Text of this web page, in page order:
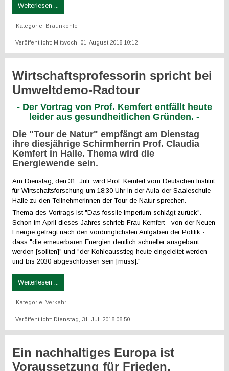
Weiterlesen ...
Kategorie: Braunkohle
Veröffentlicht: Mittwoch, 01. August 2018 10:12
Wirtschaftsprofessorin spricht bei
Umweltdemo-Radtour
- Der Vortrag von Prof. Kemfert entfällt heute
leider aus gesundheitlichen Gründen. -
Die "Tour de Natur" empfängt am Dienstag
ihre diesjährige Schirmherrin Prof. Claudia
Kemfert in Halle. Thema wird die
Energiewende sein.
Am Dienstag, den 31. Juli, wird Prof. Kemfert vom Deutschen Institut
für Wirtschaftsforschung um 18:30 Uhr in der Aula der Saaleschule
Halle zu den TeilnehmerInnen der Tour de Natur sprechen.
Thema des Vortrags ist "Das fossile Imperium schlägt zurück".
Schon im April dieses Jahres schrieb Frau Kemfert - von der Neuen
Energie gefragt nach den vordringlichsten Aufgaben der Politik -
dass "die erneuerbaren Energien deutlich schneller ausgebaut
werden [sollten]" und "der Kohleausstieg heute eingeleitet werden
und bis 2030 abgeschlossen sein [muss]."
Weiterlesen ...
Kategorie:Verkehr
Veröffentlicht: Dienstag, 31. Juli 2018 08:50
Ein nachhaltiges Europa ist
Voraussetzung für Frieden,